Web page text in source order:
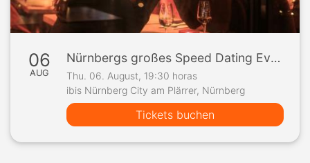
06
AUG
Nürnbergs großes Speed Dating Event
Thu. 06. August, 19:30 horas
ibis Nürnberg City am Plärrer, Nürnberg
Tickets buchen